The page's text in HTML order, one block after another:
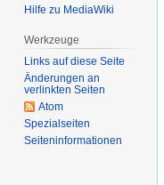
Hilfe zu MediaWiki
Werkzeuge
Links auf diese Seite
Änderungen an
verlinkten Seiten
Atom
Spezialseiten
Seiten­­informationen